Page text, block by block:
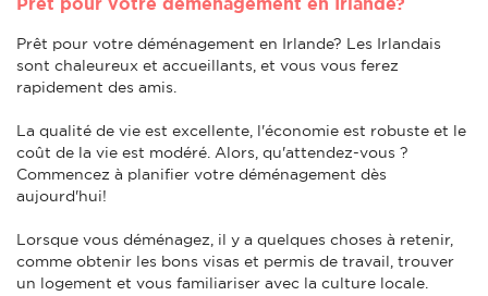
Prêt pour votre déménagement en Irlande? Les Irlandais
sont chaleureux et accueillants, et vous vous ferez
rapidement des amis.
La qualité de vie est excellente, l'économie est robuste et le
coût de la vie est modéré. Alors, qu'attendez-vous ?
Commencez à planifier votre déménagement dès
aujourd'hui!
Lorsque vous déménagez, il y a quelques choses à retenir,
comme obtenir les bons visas et permis de travail, trouver
un logement et vous familiariser avec la culture locale.